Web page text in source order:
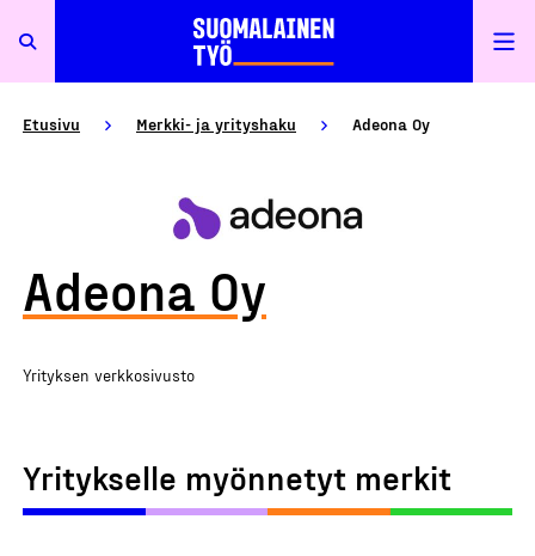
Etusivu Merkki- ja yrityshaku Adeona Oy
Adeona Oy
Yrityksen verkkosivusto
Yritykselle myönnetyt merkit